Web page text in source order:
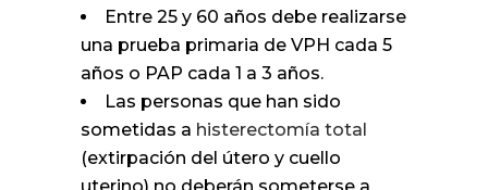
Entre 25 y 60 años debe realizarse
una prueba primaria de VPH cada 5
años o PAP cada 1 a 3 años.
Las personas que han sido
sometidas a histerectomía total
(extirpación del útero y cuello